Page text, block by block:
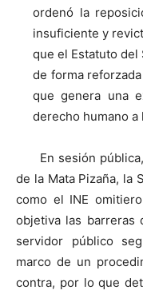
ordenó la
insuficiente y
que el Estatuto del
de forma
que genera una
derecho humano a
En sesión
de la Mata Pizaña, la
como el INE
objetiva las barreras
servidor público
marco de un
contra, por lo que